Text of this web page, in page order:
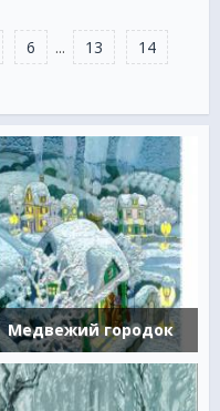
6 ... 13 14
Медвежий городок